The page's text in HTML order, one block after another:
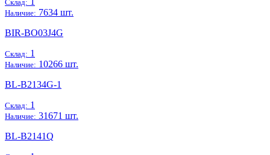
Склад:
Наличие: 7634 шт.
BIR-BO03J4G
Склад: 1
Наличие: 10266 шт.
BL-B2134G-1
Склад: 1
Наличие: 31671 шт.
BL-B2141Q